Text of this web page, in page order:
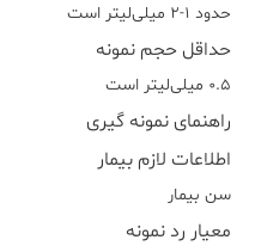
حدود ۱-۲ میلی‌لیتر است
حداقل حجم نمونه
۰.۵ میلی‌لیتر است
راهنمای نمونه گیری
اطلاعات لازم بیمار
سن بیمار
معیار رد نمونه